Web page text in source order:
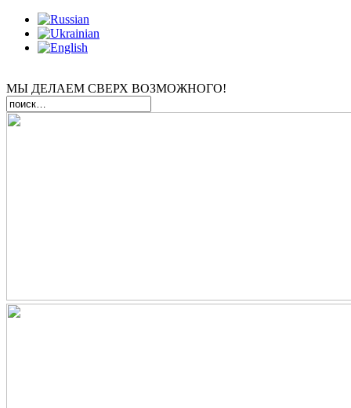
МЫ ДЕЛАЕМ СВЕРХ ВОЗМОЖНОГО!